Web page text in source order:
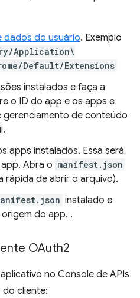
dados do usuário. Exemplo
Application\
Default/Extensions
instalados e faça a
o ID do app e os apps e
gerenciamento de conteúdo
apps instalados. Essa será
Abra o manifest.json
rápida de abrir o arquivo).
instalado e
do app. .
OAuth2
no Console de APIs
cliente: